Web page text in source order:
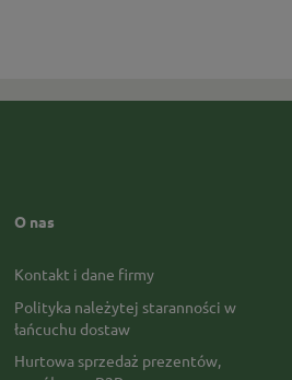
O nas
Kontakt i dane firmy
Polityka należytej staranności w
łańcuchu dostaw
Hurtowa sprzedaż prezentów,